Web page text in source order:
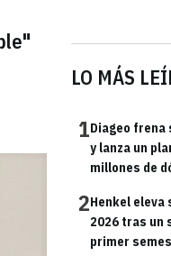
LO MÁS
1Diageo frena
y lanza un
millones de
2Henkel
2026 tras un
primer